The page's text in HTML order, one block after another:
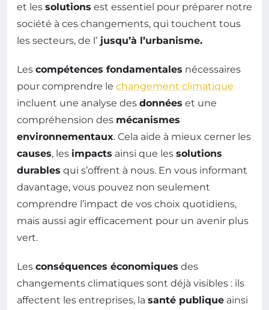
et les solutions est essentiel pour préparer notre
société à ces changements, qui touchent tous
les secteurs, de l’ jusqu’à l’urbanisme.
Les compétences fondamentales nécessaires
pour comprendre le changement climatique
incluent une analyse des données et une
compréhension des mécanismes
environnementaux. Cela aide à mieux cerner les
causes, les impacts ainsi que les solutions
durables qui s’offrent à nous. En vous informant
davantage, vous pouvez non seulement
comprendre l’impact de vos choix quotidiens,
mais aussi agir efficacement pour un avenir plus
vert.
Les conséquences économiques des
changements climatiques sont déjà visibles : ils
affectent les entreprises, la santé publique ainsi